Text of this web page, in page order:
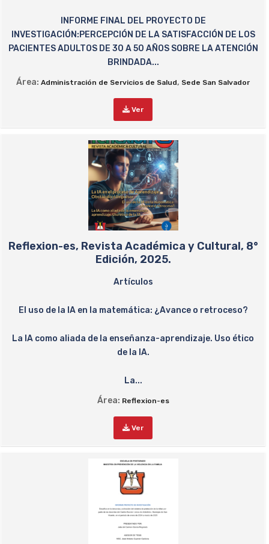
INFORME FINAL DEL PROYECTO DE
INVESTIGACIÓN:PERCEPCIÓN DE LA SATISFACCIÓN DE LOS
PACIENTES ADULTOS DE 30 A 50 AÑOS SOBRE LA ATENCIÓN
BRINDADA...
Área: Administración de Servicios de Salud, Sede San Salvador
Ver
Reflexion-es, Revista Académica y Cultural, 8°
Edición, 2025.
Artículos
El uso de la IA en la matemática: ¿Avance o retroceso?
La IA como aliada de la enseñanza-aprendizaje. Uso ético
de la IA.
La...
Área: Reflexion-es
Ver